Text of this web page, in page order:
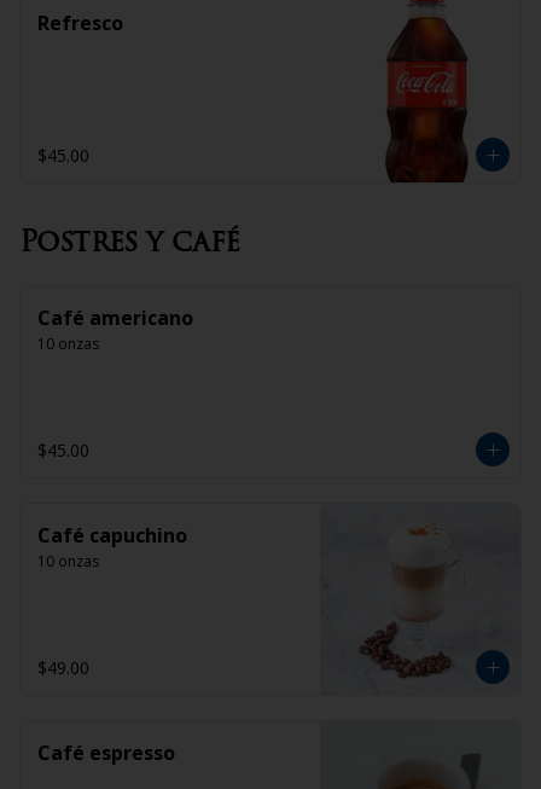
Refresco
$45.00
Postres y café
Café americano
10 onzas
$45.00
Café capuchino
10 onzas
$49.00
Café espresso